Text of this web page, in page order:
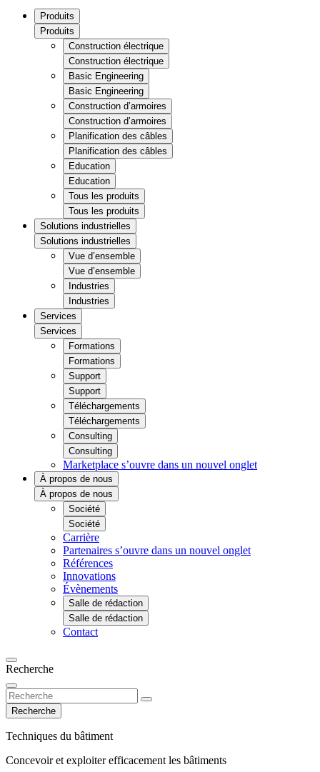
Produits
Produits
Construction électrique
Construction électrique
Basic Engineering
Basic Engineering
Construction d’armoires
Construction d’armoires
Planification des câbles
Planification des câbles
Education
Education
Tous les produits
Tous les produits
Solutions industrielles
Solutions industrielles
Vue d’ensemble
Vue d’ensemble
Industries
Industries
Services
Services
Formations
Formations
Support
Support
Téléchargements
Téléchargements
Consulting
Consulting
Marketplace s’ouvre dans un nouvel onglet
À propos de nous
À propos de nous
Société
Société
Carrière
Partenaires s’ouvre dans un nouvel onglet
Références
Innovations
Évènements
Salle de rédaction
Salle de rédaction
Contact
Recherche
Recherche
Techniques du bâtiment
Concevoir et exploiter efficacement les bâtiments